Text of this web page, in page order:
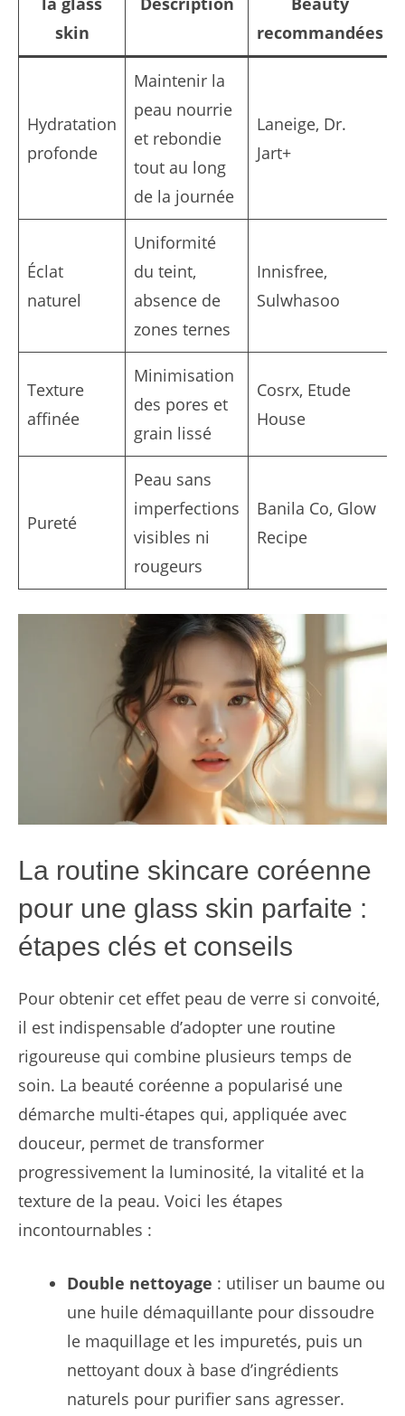
skin
recommandées
Hydratation
profonde
Maintenir la
peau nourrie
et rebondie
tout au long
de la journée
Laneige, Dr.
Jart+
Éclat
naturel
Uniformité
du teint,
absence de
zones ternes
Innisfree,
Sulwhasoo
Texture
affinée
Minimisation
des pores et
grain lissé
Cosrx, Etude
House
Pureté
Peau sans
imperfections
visibles ni
rougeurs
Banila Co, Glow
Recipe
La routine skincare coréenne
pour une glass skin parfaite :
étapes clés et conseils
Pour obtenir cet effet peau de verre si convoité,
il est indispensable d’adopter une routine
rigoureuse qui combine plusieurs temps de
soin. La beauté coréenne a popularisé une
démarche multi-étapes qui, appliquée avec
douceur, permet de transformer
progressivement la luminosité, la vitalité et la
texture de la peau. Voici les étapes
incontournables :
Double nettoyage : utiliser un baume ou
une huile démaquillante pour dissoudre
le maquillage et les impuretés, puis un
nettoyant doux à base d’ingrédients
naturels pour purifier sans agresser.